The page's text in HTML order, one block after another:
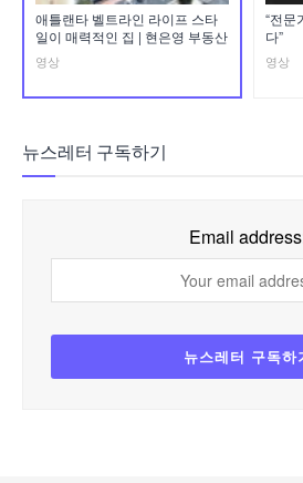
애틀랜타 벨트라인 라이프 스타
일이 매력적인 집 | 현은영 부동산
영상
“전문
다”
영상
뉴스레터 구독하기
Email